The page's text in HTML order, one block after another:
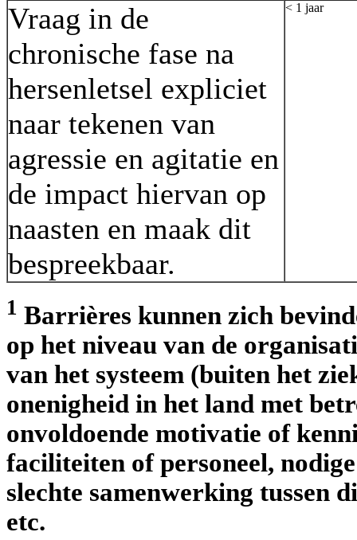
Vraag in de
chronische fase na
hersenletsel expliciet
naar tekenen van
agressie en agitatie en
de impact hiervan op
naasten en maak dit
bespreekbaar.
< 1 jaar
1 Barrières kunnen zich
op het niveau van de
van het systeem (buiten het
onenigheid in het land met
onvoldoende motivatie of
faciliteiten of personeel,
slechte samenwerking tussen
etc.